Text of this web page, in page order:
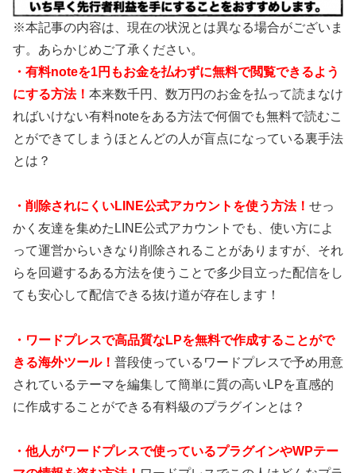
※本記事の内容は、現在の状況とは異なる場合がございま
す。あらかじめご了承ください。
・有料noteを1円もお金を払わずに無料で閲覧できるよう
にする方法！ 本来数千円、数万円のお金を払って読まなけ
ればいけない有料noteをある方法で何個でも無料で読むこ
とができてしまうほとんどの人が盲点になっている裏手法
とは？
・ 削除されにくいLINE公式アカウントを使う方法！ せっ
かく友達を集めたLINE公式アカウントでも、使い方によ
って運営からいきなり削除されることがありますが、それ
らを回避するある方法を使うことで多少目立った配信をし
ても安心して配信できる抜け道が存在します！
・ ワードプレスで高品質なLPを無料で作成することがで
きる海外ツール！ 普段使っているワードプレスで予め用意
されているテーマを編集して簡単に質の高いLPを直感的
に作成することができる有料級のプラグインとは？
・ 他人がワードプレスで使っているプラグインやWPテー